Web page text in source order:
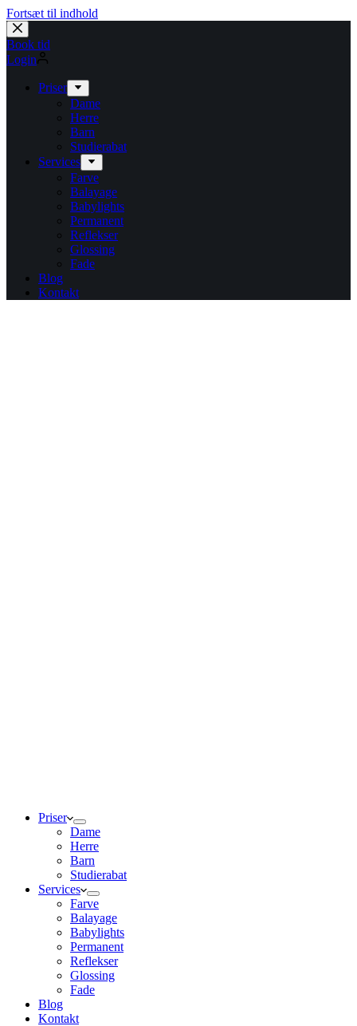
Fortsæt til indhold
Book tid
Login
Priser
Dame
Herre
Barn
Studierabat
Services
Farve
Balayage
Babylights
Permanent
Reflekser
Glossing
Fade
Blog
Kontakt
Priser
Dame
Herre
Barn
Studierabat
Services
Farve
Balayage
Babylights
Permanent
Reflekser
Glossing
Fade
Blog
Kontakt